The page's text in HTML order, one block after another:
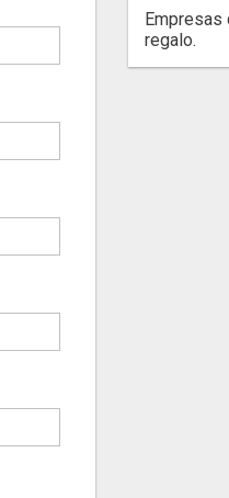
Empresas
regalo.